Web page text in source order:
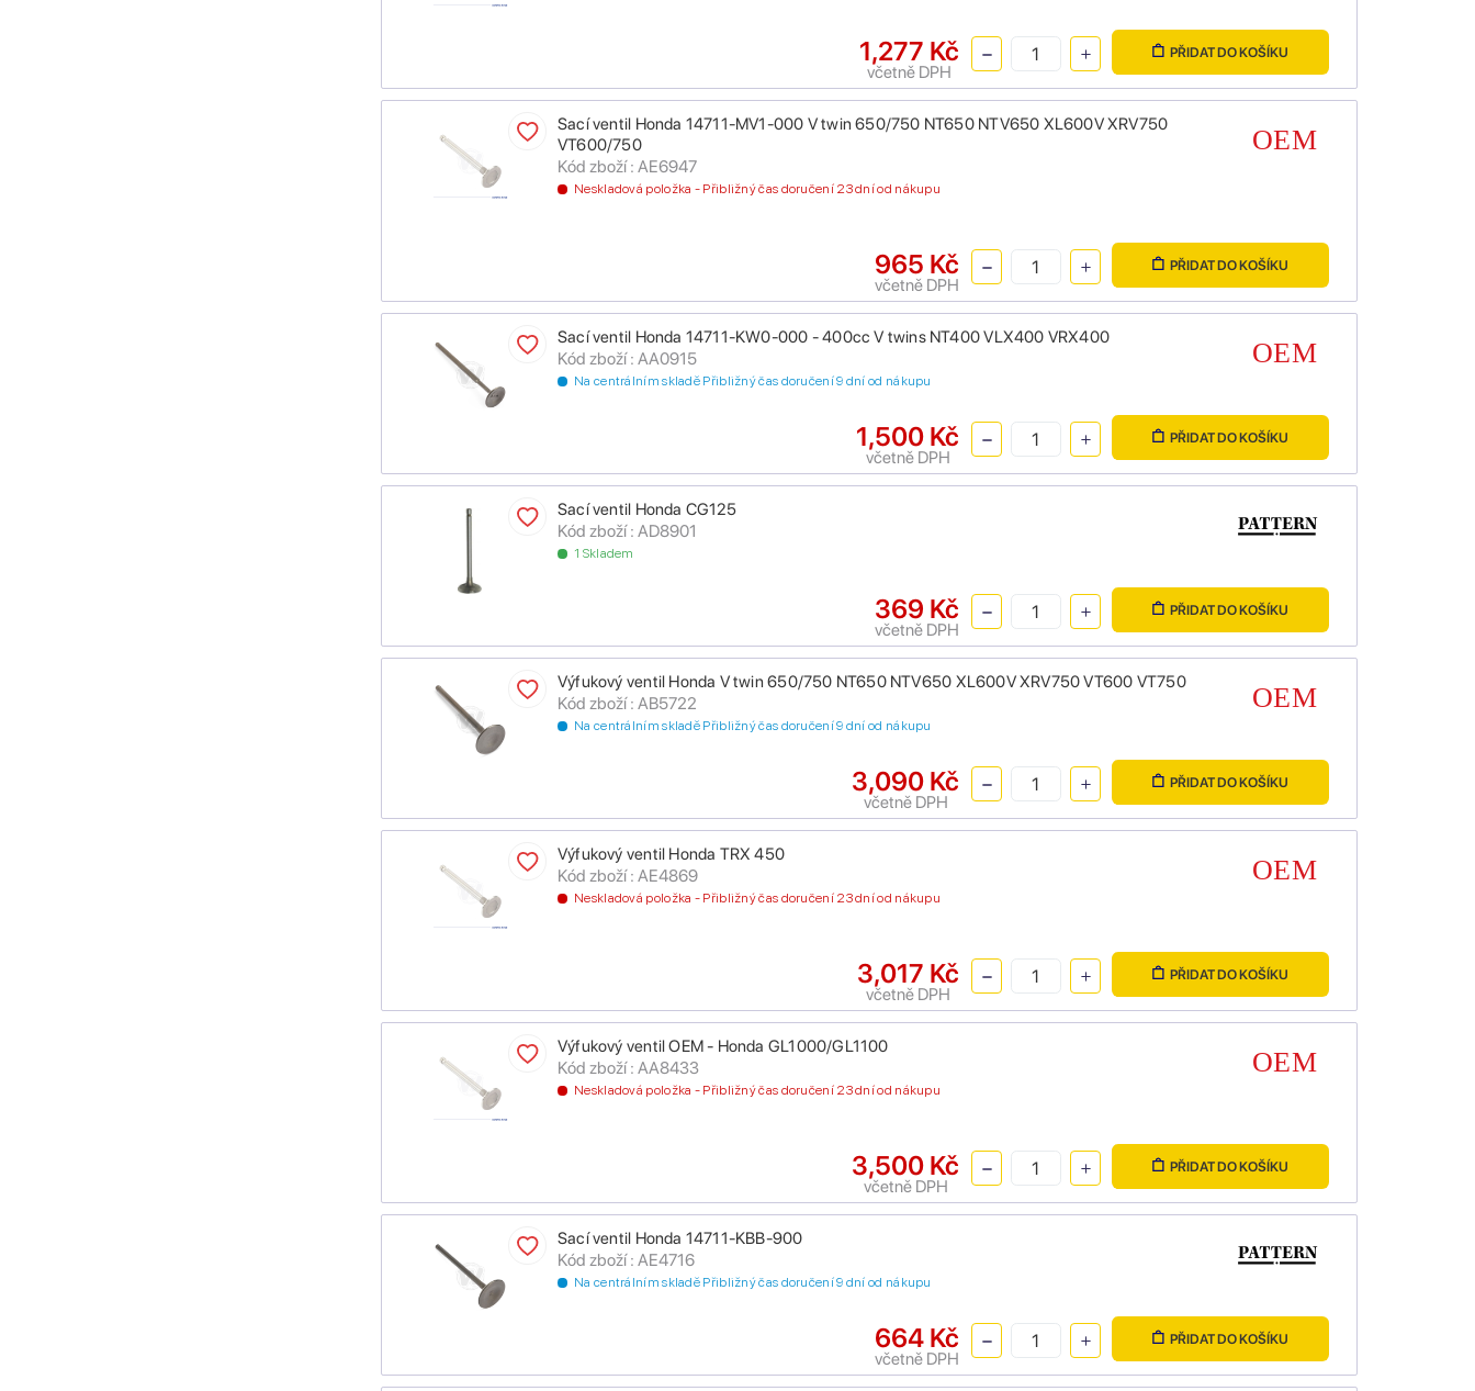
1,277 Kč
včetně DPH
PŘIDAT DO KOŠÍKU
Sací ventil Honda 14711-MV1-000 V twin 650/750 NT650 NTV650 XL600V XRV750
VT600/750
Kód zboží : AE6947
Neskladová položka - Přibližný čas doručení 23 dní od nákupu
965 Kč
včetně DPH
PŘIDAT DO KOŠÍKU
Sací ventil Honda 14711-KW0-000 - 400cc V twins NT400 VLX400 VRX400
Kód zboží : AA0915
Na centrálním skladě Přibližný čas doručení 9 dní od nákupu
1,500 Kč
včetně DPH
PŘIDAT DO KOŠÍKU
Sací ventil Honda CG125
Kód zboží : AD8901
1 Skladem
369 Kč
včetně DPH
PŘIDAT DO KOŠÍKU
Výfukový ventil Honda V twin 650/750 NT650 NTV650 XL600V XRV750 VT600 VT750
Kód zboží : AB5722
Na centrálním skladě Přibližný čas doručení 9 dní od nákupu
3,090 Kč
včetně DPH
PŘIDAT DO KOŠÍKU
Výfukový ventil Honda TRX 450
Kód zboží : AE4869
Neskladová položka - Přibližný čas doručení 23 dní od nákupu
3,017 Kč
včetně DPH
PŘIDAT DO KOŠÍKU
Výfukový ventil OEM - Honda GL1000/GL1100
Kód zboží : AA8433
Neskladová položka - Přibližný čas doručení 23 dní od nákupu
3,500 Kč
včetně DPH
PŘIDAT DO KOŠÍKU
Sací ventil Honda 14711-KBB-900
Kód zboží : AE4716
Na centrálním skladě Přibližný čas doručení 9 dní od nákupu
664 Kč
včetně DPH
PŘIDAT DO KOŠÍKU